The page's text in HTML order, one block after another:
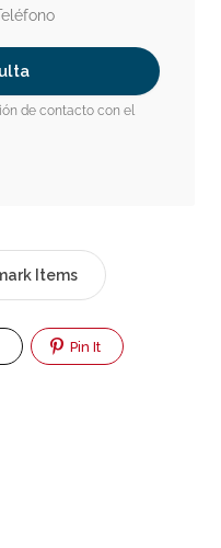
de contacto con el
Items
Pin It